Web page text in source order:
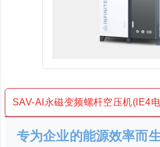
SAV-AI永磁变频螺杆空压机(IE4
专为企业的能源效率而